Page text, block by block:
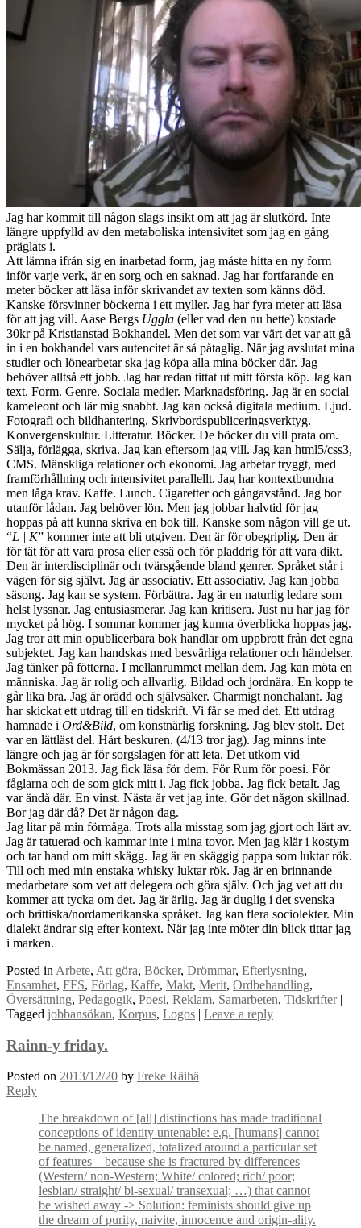
Jag har kommit till någon slags insikt om att jag är slutkörd. Inte
längre uppfylld av den metaboliska intensivitet som jag en gång
präglats i.
Att lämna ifrån sig en inarbetad form, jag måste hitta en ny form
inför varje verk, är en sorg och en saknad. Jag har fortfarande en
meter böcker att läsa inför skrivandet av texten som känns död.
Kanske försvinner böckerna i ett myller. Jag har fyra meter att läsa
för att jag vill. Aase Bergs Uggla (eller vad den nu hette) kostade
30kr på Kristianstad Bokhandel. Men det som var värt det var att gå
in i en bokhandel vars autencitet är så påtaglig. När jag avslutat mina
studier och lönearbetar ska jag köpa alla mina böcker där. Jag
behöver alltså ett jobb. Jag har redan tittat ut mitt första köp. Jag kan
text. Form. Genre. Sociala medier. Marknadsföring. Jag är en social
kameleont och lär mig snabbt. Jag kan också digitala medium. Ljud.
Fotografi och bildhantering. Skrivbordspubliceringsverktyg.
Konvergenskultur. Litteratur. Böcker. De böcker du vill prata om.
Sälja, förlägga, skriva. Jag kan eftersom jag vill. Jag kan html5/css3,
CMS. Mänskliga relationer och ekonomi. Jag arbetar tryggt, med
framförhållning och intensivitet parallellt. Jag har kontextbundna
men låga krav. Kaffe. Lunch. Cigaretter och gångavstånd. Jag bor
utanför lådan. Jag behöver lön. Men jag jobbar halvtid för jag
hoppas på att kunna skriva en bok till. Kanske som någon vill ge ut.
“L | K” kommer inte att bli utgiven. Den är för obegriplig. Den är
för tät för att vara prosa eller essä och för pladdrig för att vara dikt.
Den är interdisciplinär och tvärsgående bland genrer. Språket står i
vägen för sig självt. Jag är associativ. Ett associativ. Jag kan jobba
säsong. Jag kan se system. Förbättra. Jag är en naturlig ledare som
helst lyssnar. Jag entusiasmerar. Jag kan kritisera. Just nu har jag för
mycket på hög. I sommar kommer jag kunna överblicka hoppas jag.
Jag tror att min opublicerbara bok handlar om uppbrott från det egna
subjektet. Jag kan handskas med besvärliga relationer och händelser.
Jag tänker på fötterna. I mellanrummet mellan dem. Jag kan möta en
människa. Jag är rolig och allvarlig. Bildad och jordnära. En kopp te
går lika bra. Jag är orädd och självsäker. Charmigt nonchalant. Jag
har skickat ett utdrag till en tidskrift. Vi får se med det. Ett utdrag
hamnade i Ord&Bild, om konstnärlig forskning. Jag blev stolt. Det
var en lättläst del. Hårt beskuren. (4/13 tror jag). Jag minns inte
längre och jag är för sorgslagen för att leta. Det utkom vid
Bokmässan 2013. Jag fick läsa för dem. För Rum för poesi. För
fåglarna och de som gick mitt i. Jag fick jobba. Jag fick betalt. Jag
var ändå där. En vinst. Nästa år vet jag inte. Gör det någon skillnad.
Bor jag där då? Det är någon dag.
Jag litar på min förmåga. Trots alla misstag som jag gjort och lärt av.
Jag är tatuerad och kammar inte i mina tovor. Men jag klär i kostym
och tar hand om mitt skägg. Jag är en skäggig pappa som luktar rök.
Till och med min enstaka whisky luktar rök. Jag är en brinnande
medarbetare som vet att delegera och göra själv. Och jag vet att du
kommer att tycka om det. Jag är ärlig. Jag är duglig i det svenska
och brittiska/nordamerikanska språket. Jag kan flera sociolekter. Min
dialekt ändrar sig efter kontext. När jag inte möter din blick tittar jag
i marken.
Posted in Arbete, Att göra, Böcker, Drömmar, Efterlysning,
Ensamhet, FFS, Förlag, Kaffe, Makt, Merit, Ordbehandling,
Översättning, Pedagogik, Poesi, Reklam, Samarbeten, Tidskrifter |
Tagged jobbansökan, Korpus, Logos | Leave a reply
Rainn-y friday.
Posted on 2013/12/20 by Freke Räihä
Reply
The breakdown of [all] distinctions has made traditional
conceptions of identity untenable: e.g. [humans] cannot
be named, generalized, totalized around a particular set
of features—because she is fractured by differences
(Western/ non-Western; White/ colored; rich/ poor;
lesbian/ straight/ bi-sexual/ transexual; …) that cannot
be wished away -> Solution: feminists should give up
the dream of purity, naivite, innocence and origin-ality.